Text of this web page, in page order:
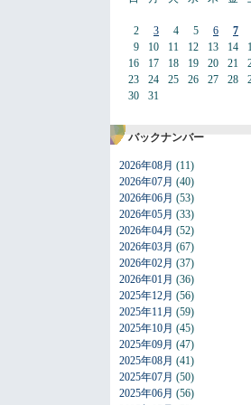
2
9
16
23
30
3
10
17
24
31
4
11
18
25
5
12
19
26
6
13
20
27
7
14
21
28
バックナンバー
2026年08月 (11)
2026年07月 (40)
2026年06月 (53)
2026年05月 (33)
2026年04月 (52)
2026年03月 (67)
2026年02月 (37)
2026年01月 (36)
2025年12月 (56)
2025年11月 (59)
2025年10月 (45)
2025年09月 (47)
2025年08月 (41)
2025年07月 (50)
2025年06月 (56)